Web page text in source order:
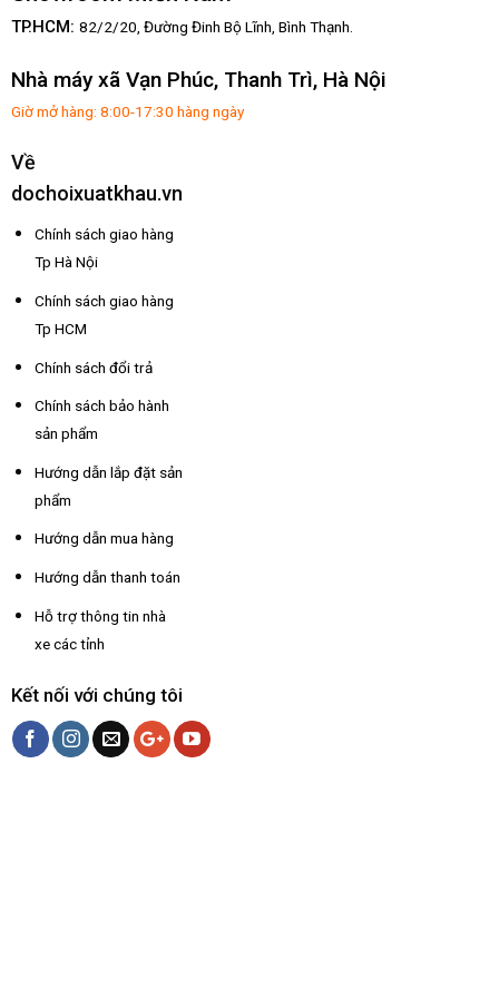
TP.HCM: 82/2/20, Đường Đinh Bộ Lĩnh, Bình Thạnh.
Nhà máy xã Vạn Phúc, Thanh Trì, Hà Nội
Giờ mở hàng: 8:00-17:30 hàng ngày
Về
dochoixuatkhau.vn
Chính sách giao hàng
Tp Hà Nội
Chính sách giao hàng
Tp HCM
Chính sách đổi trả
Chính sách bảo hành
sản phẩm
Hướng dẫn lắp đặt sản
phẩm
Hướng dẫn mua hàng
Hướng dẫn thanh toán
Hỗ trợ thông tin nhà
xe các tỉnh
Kết nối với chúng tôi